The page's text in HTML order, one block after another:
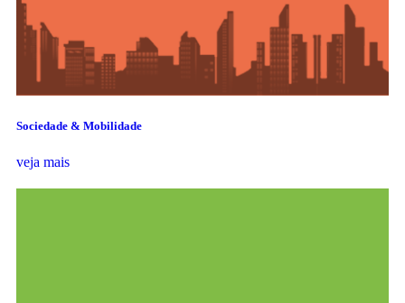
Sociedade & Mobilidade
veja mais